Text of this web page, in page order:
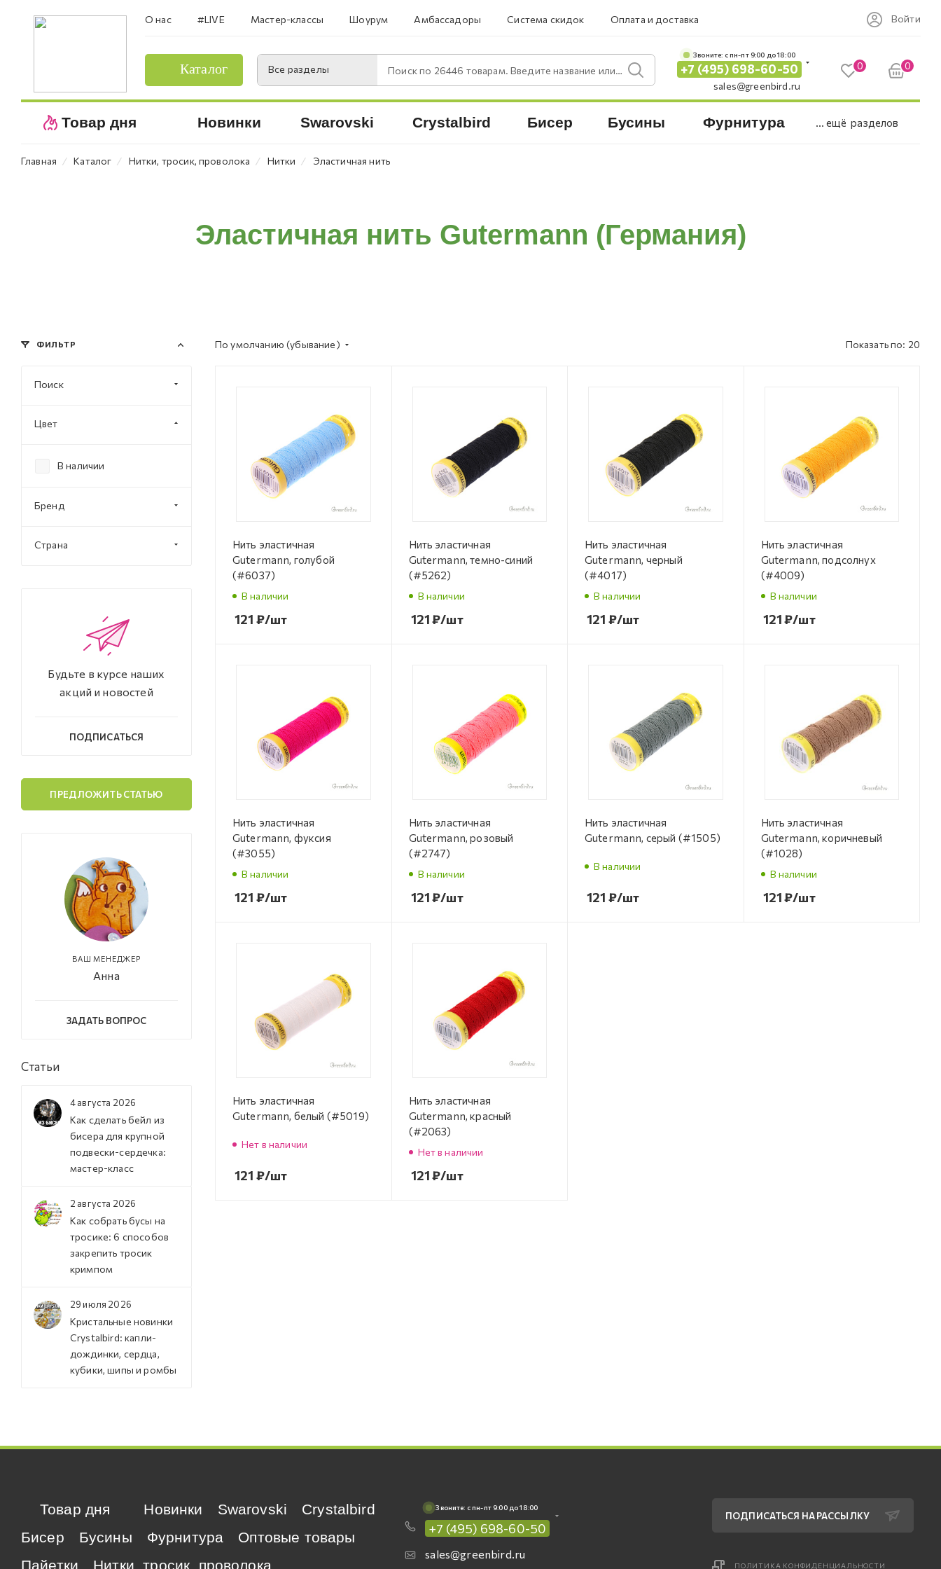
О нас #LIVE Мастер-классы Шоурум Амбассадоры Система скидок Оплата и доставка Войти
Каталог Все разделы Поиск по 26446 товарам. Введите название или артикул.
Звоните: c пн-пт 9:00 до 18:00
+7 (495) 698-60-50
sales@greenbird.ru
0 0
Товар дня Новинки Swarovski Crystalbird Бисер Бусины Фурнитура ... ещё разделов
Главная ⁄ Каталог ⁄ Нитки, тросик, проволока ⁄ Нитки ⁄ Эластичная нить
Эластичная нить Gutermann (Германия)
По умолчанию (убывание) Показать по: 20
Нить эластичная
Gutermann, голубой
(#6037)
В наличии
121 ₽/шт
Нить эластичная
Gutermann, темно-синий
(#5262)
В наличии
121₽/шт
Нить эластичная
Gutermann, черный
(#4017)
В наличии
121 ₽/шт
Нить эластичная
Gutermann, подсолнух
(#4009)
В наличии
121₽/шт
Нить эластичная
Gutermann, фуксия
(#3055)
В наличии
121 ₽/шт
Нить эластичная
Gutermann, розовый
(#2747)
В наличии
121₽/шт
Нить эластичная
Gutermann, серый (#1505)
В наличии
121 ₽/шт
Нить эластичная
Gutermann, коричневый
(#1028)
В наличии
121₽/шт
Нить эластичная
Gutermann, белый (#5019)
Нет в наличии
121 ₽/шт
Нить эластичная
Gutermann, красный
(#2063)
Нет в наличии
121₽/шт
ФИЛЬТР
Поиск
Цвет
В наличии
Бренд
Страна
Будьте в курсе наших
акций и новостей
ПОДПИСАТЬСЯ
ПРЕДЛОЖИТЬ СТАТЬЮ
ВАШ МЕНЕДЖЕР
Анна
ЗАДАТЬ ВОПРОС
Статьи
4 августа 2026
Как сделать бейл из
бисера для крупной
подвески-сердечка:
мастер-класс
2 августа 2026
Как собрать бусы на
тросике: 6 способов
закрепить тросик
кримпом
29 июля 2026
Кристальные новинки
Crystalbird: капли-
дождинки, сердца,
кубики, шипы и ромбы
Товар дня Новинки Swarovski
Crystalbird
Бисер
Бусины Фурнитура
Оптовые товары
Пайетки
Нитки, тросик, проволока
Звоните: c пн-пт 9:00 до 18:00
+7 (495) 698-60-50
sales@greenbird.ru
ПОДПИСАТЬСЯ НА РАССЫЛКУ
ПОЛИТИКА КОНФИДЕНЦИАЛЬНОСТИ